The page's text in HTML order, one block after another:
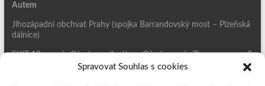
Spravovat Souhlas s cookies
Autem
Jihozápadní obchvat Prahy (spojka Barrandovský most – Plzeňská
dálnice)
EXIT 19 – směr Ořech – odbočka v Ořechu směr Zbuzany – cca 2